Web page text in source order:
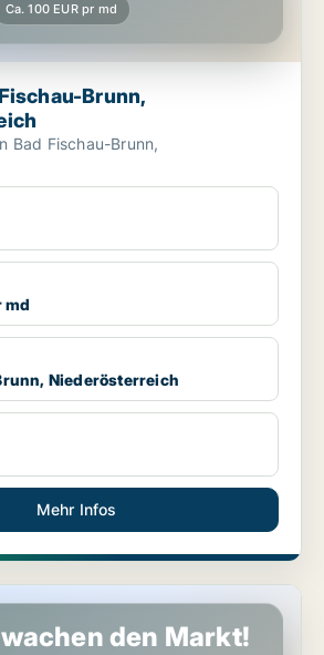
Ca. 100 EUR pr md
Brunn,
Bad Fischau-Brunn,
md
Niederösterreich
Mehr Infos
Brunn, Niederösterreich
den Markt!